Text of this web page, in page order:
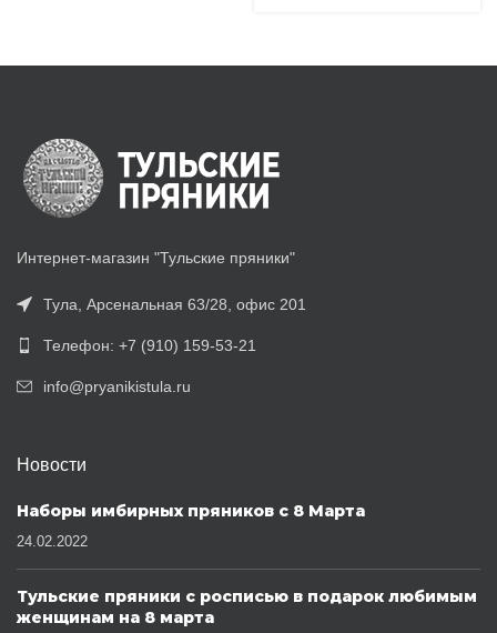
Интернет-магазин "Тульские пряники"
Тула, Арсенальная 63/28, офис 201
Телефон: +7 (910) 159-53-21
info@pryanikistula.ru
Новости
Наборы имбирных пряников с 8 Марта
24.02.2022
Тульские пряники с росписью в подарок любимым
женщинам на 8 марта